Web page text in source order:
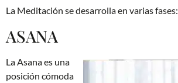
La Meditación se desarrolla en varias fases:
ASANA
La Asana es una
posición cómoda